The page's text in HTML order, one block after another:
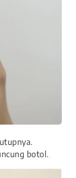
botol.